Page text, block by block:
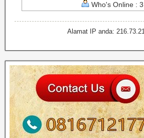
Who's Online : 3
Alamat IP anda: